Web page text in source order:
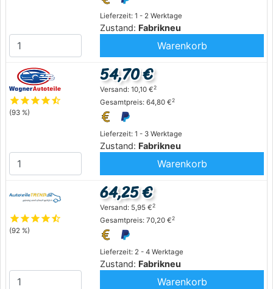
Lieferzeit: 1 - 2 Werktage
Zustand: Fabrikneu
Warenkorb
starstarstarstarstar_half
(93 %)
Lieferzeit: 1 - 3 Werktage
Zustand: Fabrikneu
54,70 €
Versand: 10,10 €2
Gesamtpreis: 64,80 €2
Warenkorb
starstarstarstarstar_half
(92 %)
Lieferzeit: 2 - 4 Werktage
Zustand: Fabrikneu
64,25 €
Versand: 5,95 €2
Gesamtpreis: 70,20 €2
Warenkorb